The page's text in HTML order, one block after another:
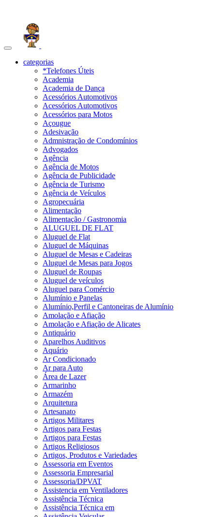
Toggle
navigationcategorias
*Telefones Úteis
Academia
Academia de Dança
Acessórios Automotivos
Acessórios Automotivos
Acessórios para Motos
Açougue
Adesivação
Admnistração de Condomínios
Advogados
Agência
Agência de Motos
Agência de Publicidade
Agência de Turismo
Agência de Veículos
Agropecuária
Alimentação
Alimentação / Gastronomia
ALUGUEL DE FLAT
Aluguel de Flat
Aluguel de Máquinas
Aluguel de Mesas e Cadeiras
Aluguel de Mesas para Jogos
Aluguel de Roupas
Aluguel de veículos
Aluguel para Comércio
Alumínio e Panelas
Alumínio,Perfil e Cantoneiras de Alumínio
Amolação e Afiação
Amolação e Afiação de Alicates
Antiquário
Aparelhos Auditivos
Aquário
Ar Condicionado
Ar para Auto
Área de Lazer
Armarinho
Armazém
Arquitetura
Artesanato
Artigos Militares
Artigos para Festas
Artigos para Festas
Artigos Religiosos
Artigos, Produtos e Variedades
Assessoria em Eventos
Assessoria Empresarial
Assessoria/DPVAT
Assistencia em Ventiladores
Assistência Técnica
Assistência Técnica em